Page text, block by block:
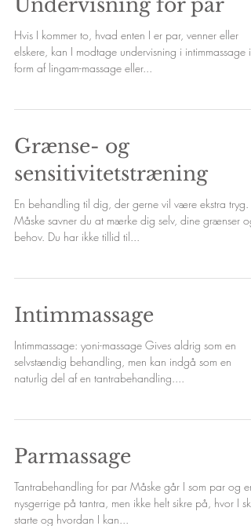
Undervisning for par
Hvis I kommer to, hvad enten I er par, venner eller
elskere, kan I modtage undervisning i intimmassage i
form af lingam-massage eller...
Grænse- og
sensitivitetstræning
En behandling til dig, der gerne vil være ekstra tryg.
Måske savner du at mærke dig selv, dine grænser og
behov. Du har ikke tillid til...
Intimmassage
Intimmassage: yoni-massage Gives aldrig som en
selvstændig behandling, men kan indgå som en
naturlig del af en tantrabehandling....
Parmassage
Tantrabehandling for par Måske går I som par og er
nysgerrige på tantra, men ikke helt sikre på, hvor I
starte og hvordan I kan...